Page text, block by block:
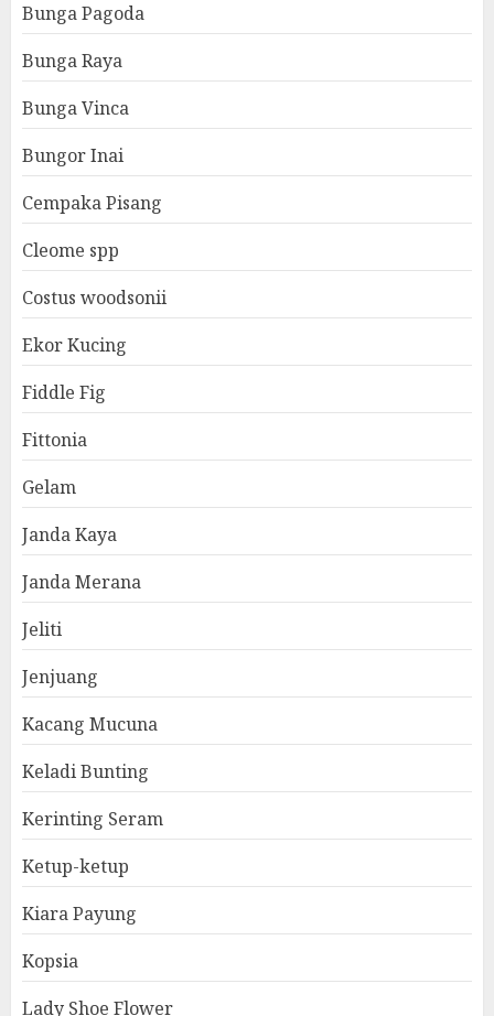
Bunga Pagoda
Bunga Raya
Bunga Vinca
Bungor Inai
Cempaka Pisang
Cleome spp
Costus woodsonii
Ekor Kucing
Fiddle Fig
Fittonia
Gelam
Janda Kaya
Janda Merana
Jeliti
Jenjuang
Kacang Mucuna
Keladi Bunting
Kerinting Seram
Ketup-ketup
Kiara Payung
Kopsia
Lady Shoe Flower